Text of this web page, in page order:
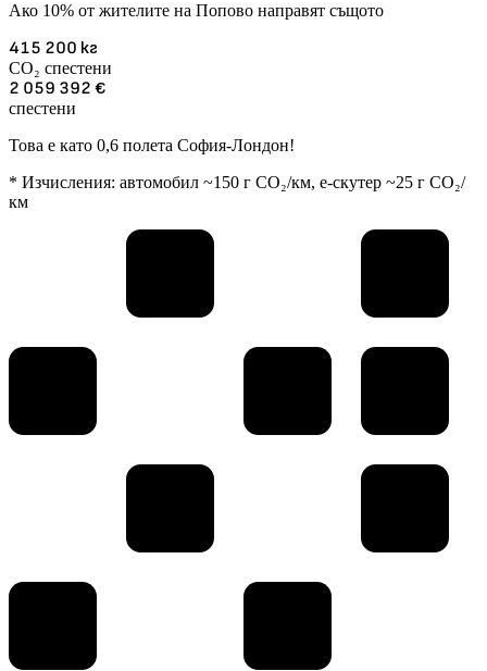
Ако 10% от жителите на Попово направят същото
415 200 кг
CO₂ спестени
2 059 392 €
спестени
Това е като 0,6 полета София-Лондон!
* Изчисления: автомобил ~150 г CO₂/км, е-скутер ~25 г CO₂/
км